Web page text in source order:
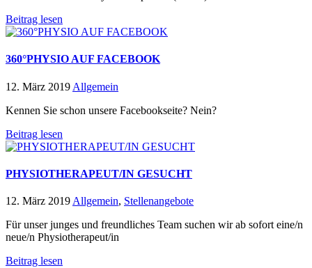
Beitrag lesen
360°PHYSIO AUF FACEBOOK
12. März 2019 Allgemein
Kennen Sie schon unsere Facebookseite? Nein?
Beitrag lesen
PHYSIOTHERAPEUT/IN GESUCHT
12. März 2019 Allgemein, Stellenangebote
Für unser junges und freundliches Team suchen wir ab sofort eine/n
neue/n Physiotherapeut/in
Beitrag lesen